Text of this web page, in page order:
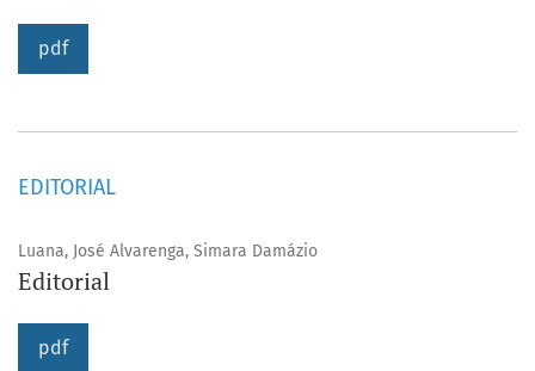
pdf
EDITORIAL
Luana, José Alvarenga, Simara Damázio
Editorial
pdf